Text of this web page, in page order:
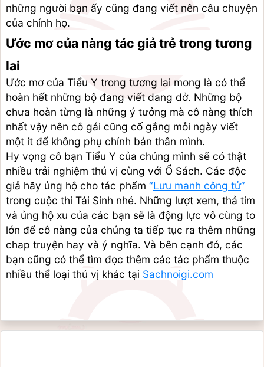
những người bạn ấy cũng đang viết nên câu chuyện
của chính họ.
Ước mơ của nàng tác giả trẻ trong tương
lai
Ước mơ của Tiểu Y trong tương lai mong là có thể
hoàn hết những bộ đang viết dang dở. Những bộ
chưa hoàn từng là những ý tưởng mà cô nàng thích
nhất vậy nên cô gái cũng cố gắng mỗi ngày viết
một ít để không phụ chính bản thân mình.
Hy vọng cô bạn Tiểu Y của chúng mình sẽ có thật
nhiều trải nghiệm thú vị cùng với Ổ Sách. Các độc
giả hãy ủng hộ cho tác phẩm “Lưu manh công tử”
trong cuộc thi Tái Sinh nhé. Những lượt xem, thả tim
và ủng hộ xu của các bạn sẽ là động lực vô cùng to
lớn để cô nàng của chúng ta tiếp tục ra thêm những
chap truyện hay và ý nghĩa. Và bên cạnh đó, các
bạn cũng có thể tìm đọc thêm các tác phẩm thuộc
nhiều thể loại thú vị khác tại Sachnoigi.com